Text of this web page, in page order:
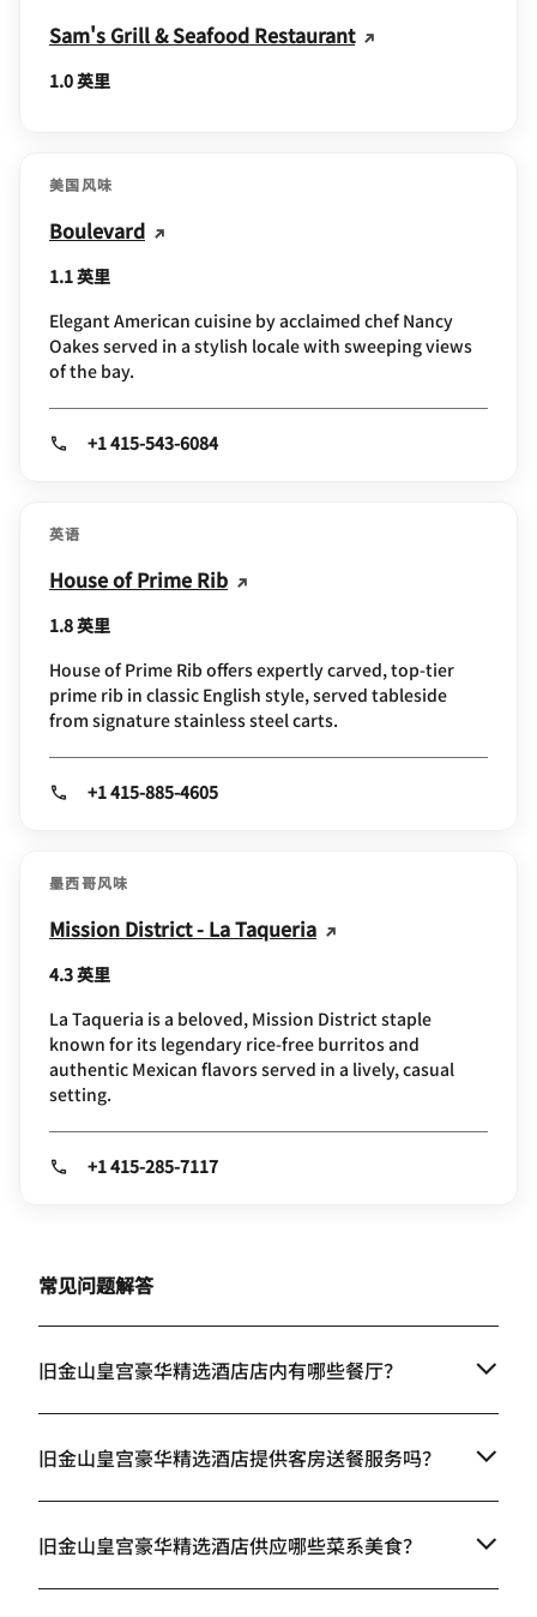
Sam's Grill & Seafood Restaurant
1.0 英里
美国风味
Boulevard
1.1 英里
Elegant American cuisine by acclaimed chef Nancy
Oakes served in a stylish locale with sweeping views
of the bay.
+1 415-543-6084
英语
House of Prime Rib
1.8 英里
House of Prime Rib offers expertly carved, top-tier
prime rib in classic English style, served tableside
from signature stainless steel carts.
+1 415-885-4605
墨西哥风味
Mission District - La Taqueria
4.3 英里
La Taqueria is a beloved, Mission District staple
known for its legendary rice-free burritos and
authentic Mexican flavors served in a lively, casual
setting.
+1 415-285-7117
常见问题解答
旧金山皇宫豪华精选酒店店内有哪些餐厅？
旧金山皇宫豪华精选酒店提供客房送餐服务吗？
旧金山皇宫豪华精选酒店供应哪些菜系美食？